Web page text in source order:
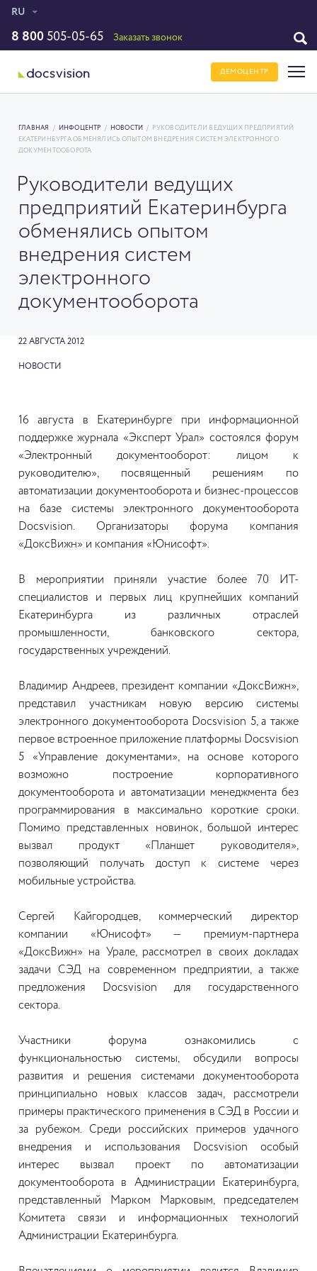
RU
8 800 505-05-65 Заказать звонок
ДЕМОЦЕНТР
ГЛАВНАЯ / ИНФОЦЕНТР / НОВОСТИ /
РУКОВОДИТЕЛИ ВЕДУЩИХ ПРЕДПРИЯТИЙ
ЕКАТЕРИНБУРГА ОБМЕНЯЛИСЬ ОПЫТОМ ВНЕДРЕНИЯ СИСТЕМ ЭЛЕКТРОННОГО
ДОКУМЕНТООБОРОТА
Руководители ведущих
предприятий Екатеринбурга
обменялись опытом
внедрения систем
электронного
документооборота
22 АВГУСТА 2012
НОВОСТИ
16 августа в Екатеринбурге при информационной
поддержке журнала «Эксперт Урал» состоялся форум
«Электронный документооборот: лицом к
руководителю», посвященный решениям по
автоматизации документооборота и бизнес-процессов
на базе системы электронного документооборота
Docsvision. Организаторы форума компания
«ДоксВижн» и компания «Юнисофт».
В мероприятии приняли участие более 70 ИТ-
специалистов и первых лиц крупнейших компаний
Екатеринбурга из различных отраслей
промышленности, банковского сектора,
государственных учреждений.
Владимир Андреев, президент компании «ДоксВижн»,
представил участникам новую версию системы
электронного документооборота Docsvision 5, а также
первое встроенное приложение платформы Docsvision
5 «Управление документами», на основе которого
возможно построение корпоративного
документооборота и автоматизации менеджмента без
программирования в максимально короткие сроки.
Помимо представленных новинок, большой интерес
вызвал продукт «Планшет руководителя»,
позволяющий получать доступ к системе через
мобильные устройства.
Сергей Кайгородцев, коммерческий директор
компании «Юнисофт» — премиум-партнера
«ДоксВижн» на Урале, рассмотрел в своих докладах
задачи СЭД на современном предприятии, а также
предложения Docsvision для государственного
сектора.
Участники форума ознакомились с
функциональностью системы, обсудили вопросы
развития и решения системами документооборота
принципиально новых классов задач, рассмотрели
примеры практического применения в СЭД в России и
за рубежом. Среди российских примеров удачного
внедрения и использования Docsvision особый
интерес вызвал проект по автоматизации
документооборота в Администрации Екатеринбурга,
представленный Марком Марковым, председателем
Комитета связи и информационных технологий
Администрации Екатеринбурга.